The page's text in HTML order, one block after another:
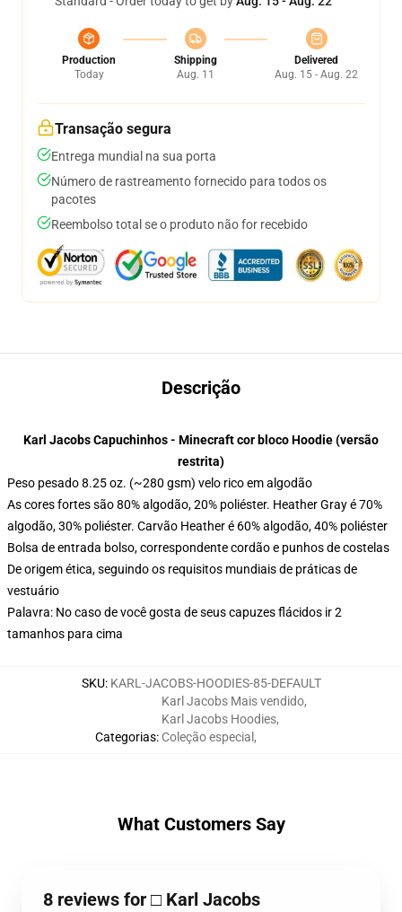
Production
Today
Shipping
Aug. 11
Delivered
Aug. 15 - Aug. 22
Transação segura
Entrega mundial na sua porta
Número de rastreamento fornecido para todos os
pacotes
Reembolso total se o produto não for recebido
Descrição
Karl Jacobs Capuchinhos - Minecraft cor bloco Hoodie (versão
restrita)
Peso pesado 8.25 oz. (~280 gsm) velo rico em algodão
As cores fortes são 80% algodão, 20% poliéster. Heather Gray é 70%
algodão, 30% poliéster. Carvão Heather é 60% algodão, 40% poliéster
Bolsa de entrada bolso, correspondente cordão e punhos de costelas
De origem ética, seguindo os requisitos mundiais de práticas de
vestuário
Palavra: No caso de você gosta de seus capuzes flácidos ir 2
tamanhos para cima
SKU: KARL-JACOBS-HOODIES-85-DEFAULT
Categorias:
Karl Jacobs Mais vendido,
Karl Jacobs Hoodies,
Coleção especial ,
What Customers Say
8 reviews for □ Karl Jacobs